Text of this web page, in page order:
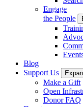
Engage
the People
Blog
Support Us
Make a Gift
Open
Donor FAQ